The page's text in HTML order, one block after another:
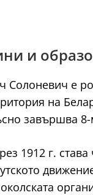
и
Солоневич е
на
завършва 8-
1912 г. става